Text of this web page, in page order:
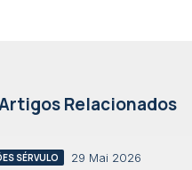
Relacionados
SÉRVULO 29 Mai 2026